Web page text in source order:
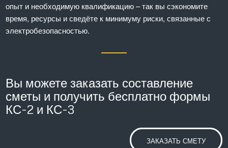
опыт и необходимую квалификацию – так вы сэкономите
время, ресурсы и сведёте к минимуму риски, связанные с
электробезопасностью.
Вы можете заказать составление
сметы и получить бесплатно формы
КС-2 и КС-3
ЗАКАЗАТЬ СМЕТУ